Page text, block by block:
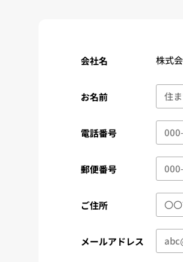
会社名
お名前
電話番号
郵便番号
ご住所
メールアドレス